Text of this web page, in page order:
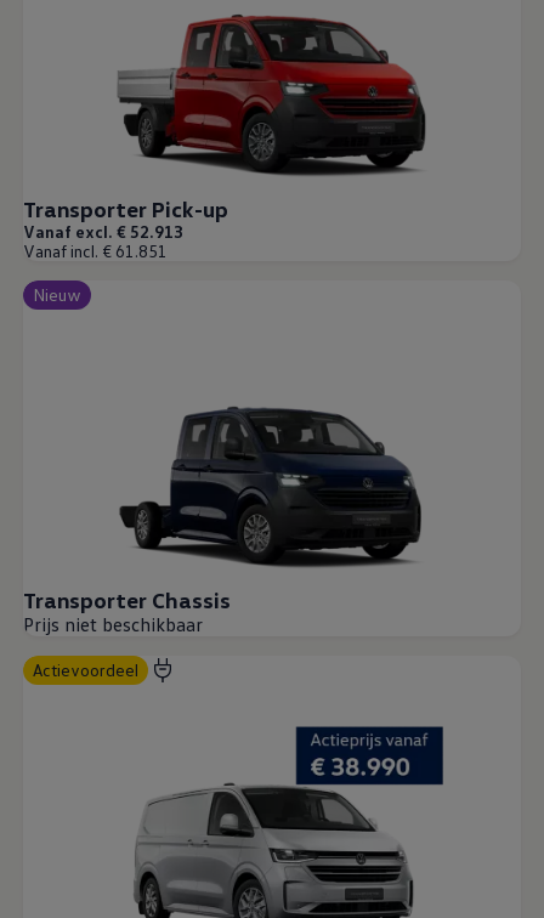
Software-updates
Vind je dealer
Proefrit plannen
Adviesgesprek aanvragen
Offerte aanvragen
Ons dealernetwerk
Alles over Volkswagen Bedrijfswagens
Inschrijven nieuwsbrief
Geschiedenis
Bedrijfswagens Buzz
Informatie voor universele garages
Transporter Pick-up
Vanaf excl. € 52.913
Vanaf incl. € 61.851
Nieuw
Transporter Chassis
Prijs niet beschikbaar
Actievoordeel